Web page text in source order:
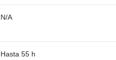
N/A
Hasta 55 h